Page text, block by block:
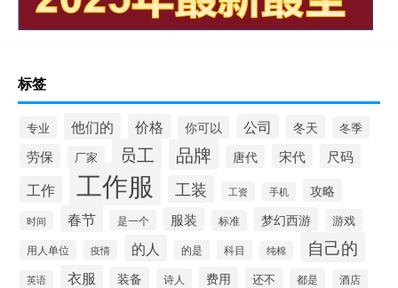
标签
专业 他们的 价格 你可以 公司 冬天 冬季
劳保 厂家 员工 品牌 唐代 宋代 尺码
工作 工作服 工装 工资 手机 攻略
时间 春节 是一个 服装 标准 梦幻西游 游戏
用人单位 疫情 的人 的是 科目 纯棉 自己的
英语 衣服 装备 诗人 费用 还不 都是 酒店